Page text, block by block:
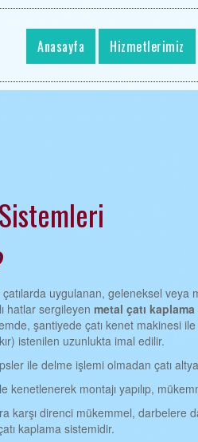
Anasayfa Hizmetlerimiz
uygulanan, geleneksel veya
hatlar sergileyen metal çatı kaplama
şantiyede çatı kenet makinesi ile
istenilen uzunlukta imal edilir.
ile delme işlemi olmadan çatı
montajı yapılıp,
karşı direnci mükemmel, darbelere
kaplama sistemidir.